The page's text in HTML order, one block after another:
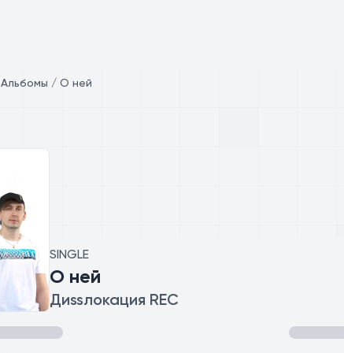
Альбомы / О ней
SINGLE
О ней
Диssлокация REC